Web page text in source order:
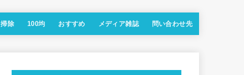
掃除 100均 おすすめ メディア雑誌 問い合わせ先